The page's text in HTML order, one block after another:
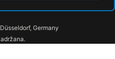
Germany